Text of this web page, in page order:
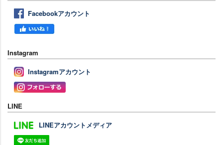
Facebookアカウント
Instagram
Instagramアカウント
LINE
LINEアカウントメディア